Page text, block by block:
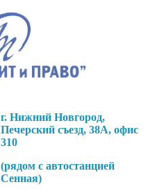
г. Нижний Новгород,
Печерский съезд, 38А, офис
310
(рядом с автостанцией
Сенная)